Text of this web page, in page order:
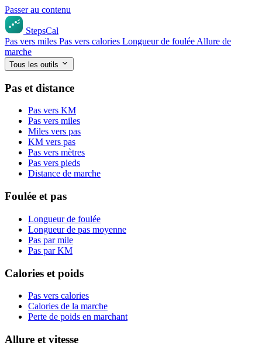
Passer au contenu
StepsCal
Pas vers miles Pas vers calories Longueur de foulée Allure de
marche
Tous les outils
Pas et distance
Pas vers KM
Pas vers miles
Miles vers pas
KM vers pas
Pas vers mètres
Pas vers pieds
Distance de marche
Foulée et pas
Longueur de foulée
Longueur de pas moyenne
Pas par mile
Pas par KM
Calories et poids
Pas vers calories
Calories de la marche
Perte de poids en marchant
Allure et vitesse